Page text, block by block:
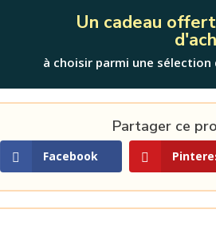
Un cadeau
à choisir parmi une sélection
Partager ce
Facebook